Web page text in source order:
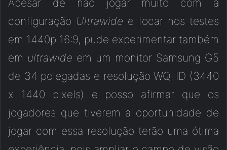
Apesar de não jogar muito com a
configuração Ultrawide e focar nos testes
em 1440p 16:9, pude experimentar também
em ultrawide em um monitor Samsung G5
de 34 polegadas e resolução WQHD (3440
x 1440 pixels) e posso afirmar que os
jogadores que tiverem a oportunidade de
jogar com essa resolução terão uma ótima